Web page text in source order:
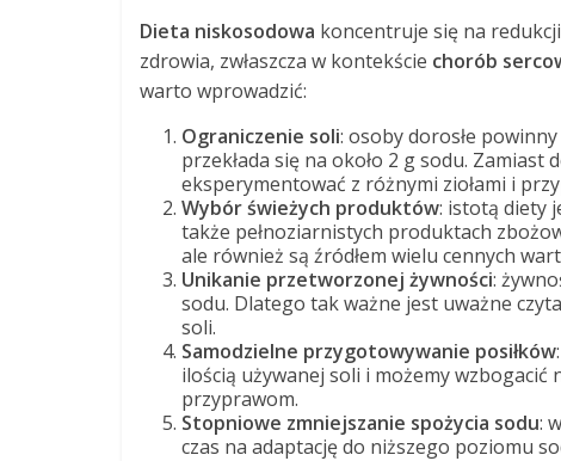
Dieta niskosodowa koncentruje się na
zdrowia, zwłaszcza w kontekście chorób
warto wprowadzić:
Ograniczenie soli: osoby dorosłe
przekłada się na około 2 g sodu.
eksperymentować z różnymi ziołami i
Wybór świeżych produktów: istotą diety
także pełnoziarnistych produktach
ale również są źródłem wielu cennych
Unikanie przetworzonej żywności:
sodu. Dlatego tak ważne jest uważne
soli.
Samodzielne przygotowywanie posiłków
ilością używanej soli i możemy
przyprawom.
Stopniowe zmniejszanie spożycia sodu:
czas na adaptację do niższego poziomu